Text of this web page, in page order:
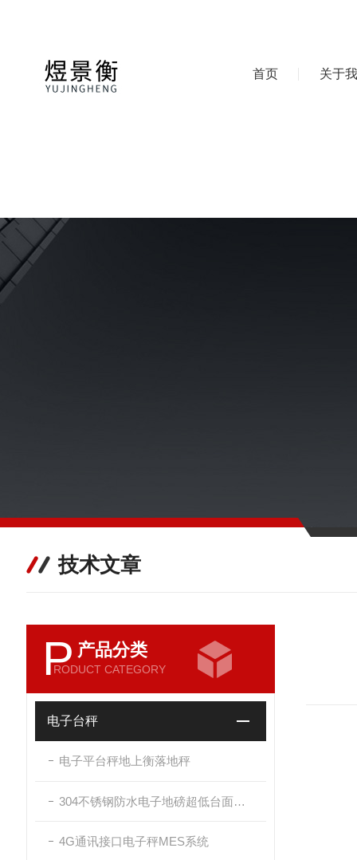
首页 关于
技术文章
P 产品分类
RODUCT CATEGORY
电子台秤
电子平台秤地上衡落地秤
304不锈钢防水电子地磅超低台面带斜坡
4G通讯接口电子秤MES系统